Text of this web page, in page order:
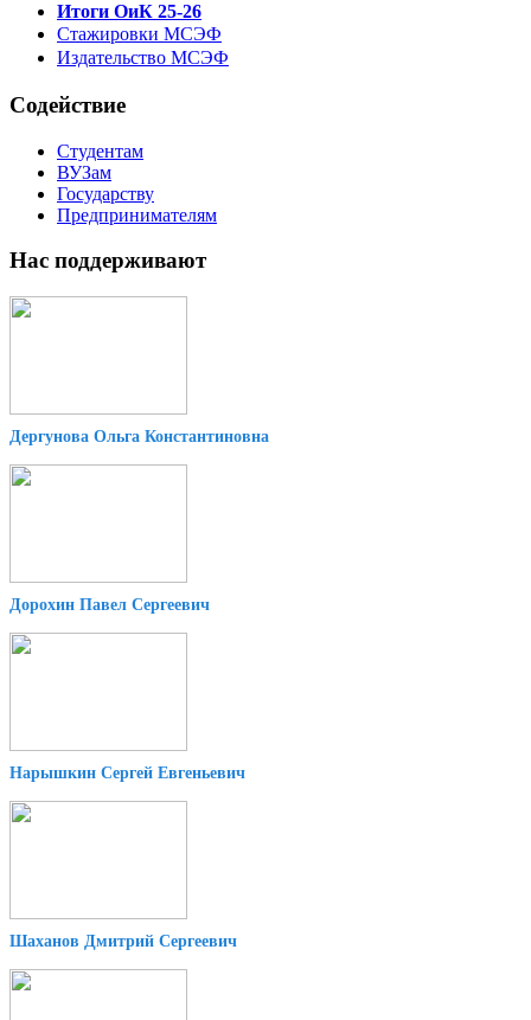
Итоги ОиК 25-26
Стажировки МСЭФ
Издательство МСЭФ
Содействие
Студентам
ВУЗам
Государству
Предпринимателям
Нас поддерживают
Дергунова Ольга Константиновна
Дорохин Павел Сергеевич
Нарышкин Сергей Евгеньевич
Шаханов Дмитрий Сергеевич